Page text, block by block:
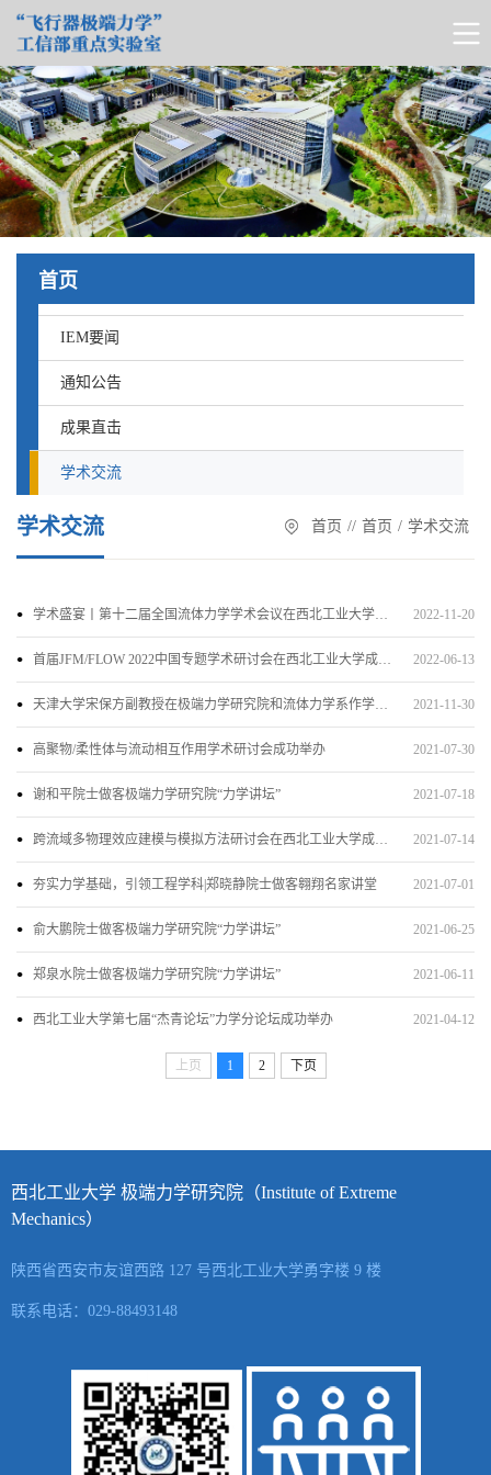
首页
IEM要闻
通知公告
成果直击
学术交流
学术交流 首页 // 首页 / 学术交流
学术盛宴丨第十二届全国流体力学学术会议在西北工业大学隆重召开 2022-11-20
首届JFM/FLOW 2022中国专题学术研讨会在西北工业大学成功举办 2022-06-13
天津大学宋保方副教授在极端力学研究院和流体力学系作学术报告 2021-11-30
高聚物/柔性体与流动相互作用学术研讨会成功举办 2021-07-30
谢和平院士做客极端力学研究院“力学讲坛” 2021-07-18
跨流域多物理效应建模与模拟方法研讨会在西北工业大学成功举办 2021-07-14
夯实力学基础，引领工程学科|郑晓静院士做客翱翔名家讲堂 2021-07-01
俞大鹏院士做客极端力学研究院“力学讲坛” 2021-06-25
郑泉水院士做客极端力学研究院“力学讲坛” 2021-06-11
西北工业大学第七届“杰青论坛”力学分论坛成功举办 2021-04-12
上页 1 2 下页
西北工业大学 极端力学研究院（Institute of Extreme
Mechanics）
陕西省西安市友谊西路 127 号西北工业大学勇字楼 9 楼
联系电话：029-88493148